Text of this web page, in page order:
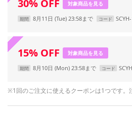
30% OFF 対象商品を見る
期間 8月11日 (Tue) 23:58まで コード
15% OFF 対象商品を見る
期間 8月10日 (Mon) 23:58まで コード
※1回のご注文に使えるクーポンは1つです。